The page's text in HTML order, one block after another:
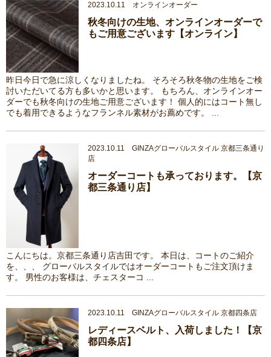
2023.10.11 オンラインオーダー
秋冬向けの生地、オンラインオーダーで
もご用意ございます【オンライン】
昨日今日で急に涼しくなりましたね。 そろそろ秋冬物の生地をご検
討いただいてる方も多いかと思います。 もちろん、オンラインオー
ダーでも秋冬向けの生地ご用意ございます！ 個人的にはコート無し
でも着用できるようなフランネル素材がお薦めです。 ...
2023.10.11 GINZAグローバルスタイル 京都三条通り
店
オーダーコートも承っております。【京
都三条通り店】
こんにちは。京都三条通り店吉田です。 本日は、コートのご紹介
を、、、 グローバルスタイルではオーダーコートもご注文頂けま
す。 男性のお客様は、チェスターコ ...
2023.10.11 GINZAグローバルスタイル 京都四条店
レディースベルト、入荷しました！【京
都四条店】